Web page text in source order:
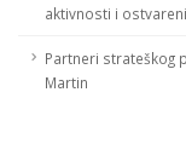
aktivnosti i
Partneri strateškog
Martin